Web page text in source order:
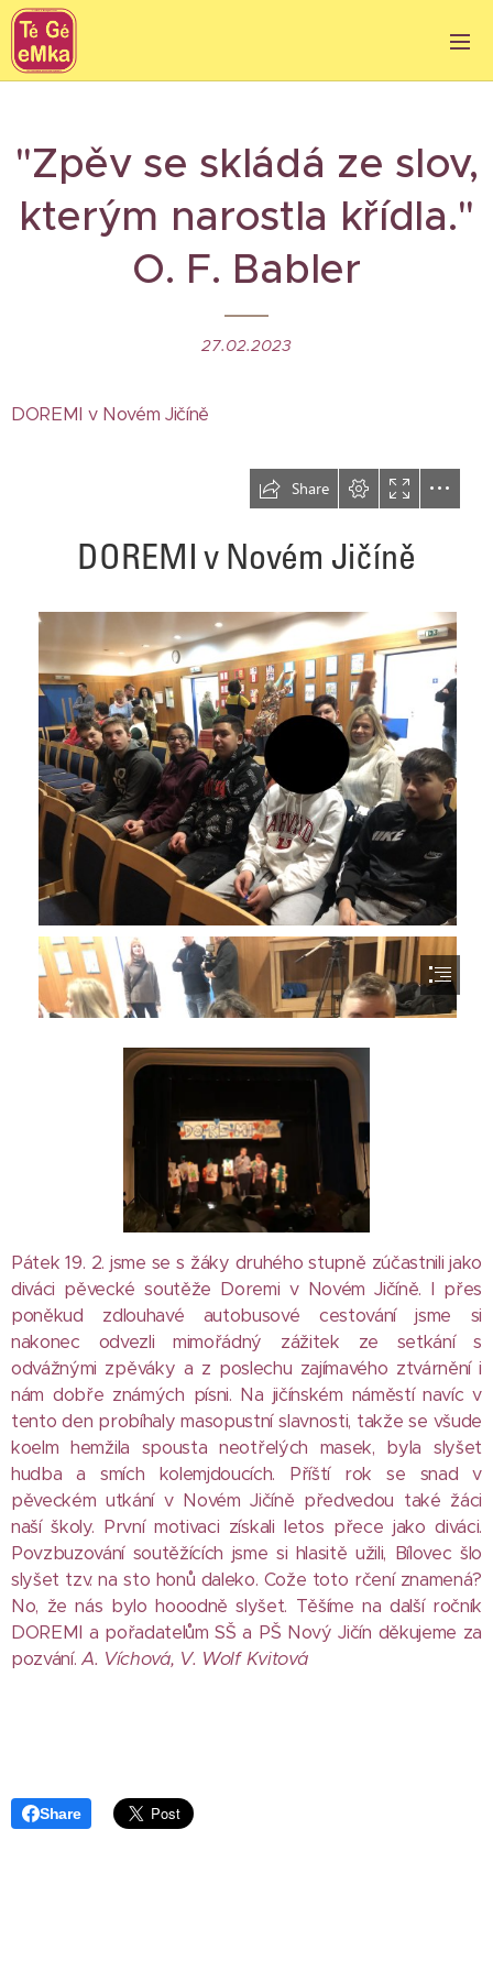
"Zpěv se skládá ze slov,
kterým narostla křídla."
O. F. Babler
27.02.2023
DOREMI v Novém Jičíně
Pátek 19. 2. jsme se s žáky druhého stupně zúčastnili jako
diváci pěvecké soutěže Doremi v Novém Jičíně. I přes
poněkud zdlouhavé autobusové cestování jsme si
nakonec odvezli mimořádný zážitek ze setkání s
odvážnými zpěváky a z poslechu zajímavého ztvárnění i
nám dobře známých písni. Na jičínském náměstí navíc v
tento den probíhaly masopustní slavnosti, takže se všude
koelm hemžila spousta neotřelých masek, byla slyšet
hudba a smích kolemjdoucích. Příští rok se snad v
pěveckém utkání v Novém Jičíně předvedou také žáci
naší školy. První motivaci získali letos přece jako diváci.
Povzbuzování soutěžících jsme si hlasitě užili, Bílovec šlo
slyšet tzv. na sto honů daleko. Cože toto rčení znamená?
No, že nás bylo hooodně slyšet. Těšíme na další ročník
DOREMI a pořadatelům SŠ a PŠ Nový Jičín děkujeme za
pozvání.A. Víchová, V. Wolf Kvitová
Share